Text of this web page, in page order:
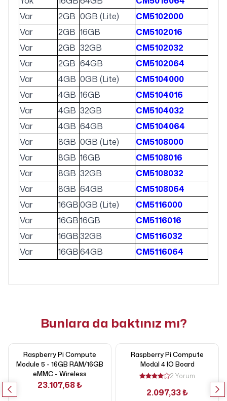
Var
2GB 0GB (Lite)
CM5102000
Var
2GB 16GB
CM5102016
Var
2GB 32GB
CM5102032
Var
2GB 64GB
CM5102064
Var
4GB 0GB (Lite)
CM5104000
Var
4GB 16GB
CM5104016
Var
4GB 32GB
CM5104032
Var
4GB 64GB
CM5104064
Var
8GB 0GB (Lite)
CM5108000
Var
8GB 16GB
CM5108016
Var
8GB 32GB
CM5108032
Var
8GB 64GB
CM5108064
Var
16GB0GB (Lite)
CM5116000
Var
16GB16GB
CM5116016
Var
16GB32GB
CM5116032
Var
16GB64GB CM5116064
Bunlara da baktınız mı?
Raspberry Pi Compute
Module 5 - 16GB RAM/16GB
eMMC - Wireless
23.107,68 ₺
Raspberry Pi Compute
Modül 4 IO Board
2 Yorum
2.097,33 ₺